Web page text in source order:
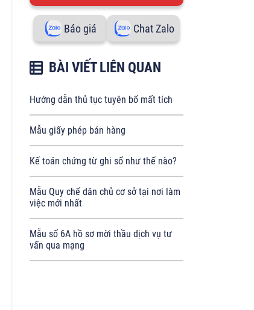
Báo giá Chat Zalo
BÀI VIẾT LIÊN QUAN
Hướng dẫn thủ tục tuyên bố mất tích
Mẫu giấy phép bán hàng
Kế toán chứng từ ghi sổ như thế nào?
Mẫu Quy chế dân chủ cơ sở tại nơi làm
việc mới nhất
Mẫu số 6A hồ sơ mời thầu dịch vụ tư
vấn qua mạng